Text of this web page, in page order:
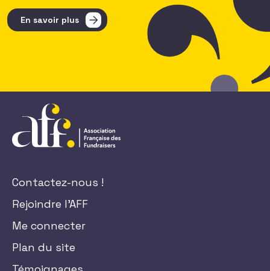
En savoir plus
Contactez-nous !
Rejoindre l'AFF
Me connecter
Plan du site